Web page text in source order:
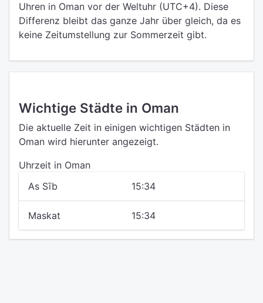
Uhren in Oman vor der Weltuhr (UTC+4). Diese
Differenz bleibt das ganze Jahr über gleich, da es
keine Zeitumstellung zur Sommerzeit gibt.
Wichtige Städte in Oman
Die aktuelle Zeit in einigen wichtigen Städten in
Oman wird hierunter angezeigt.
Uhrzeit in Oman
As Sīb
15:34
Maskat 15:34